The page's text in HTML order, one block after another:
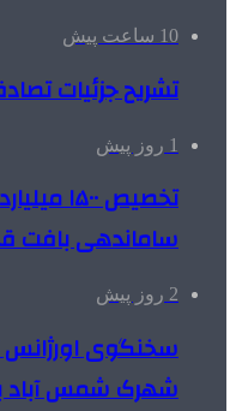
10 ساعت پیش
تشریح جزئیات تصادف ۱۲ خودرو با ۱۹
1 روز پیش
تخصیص
ساماندهی بافت
2 روز پیش
سخنگوی اورژانس
شهرک شمس آباد به ۲۱نفر